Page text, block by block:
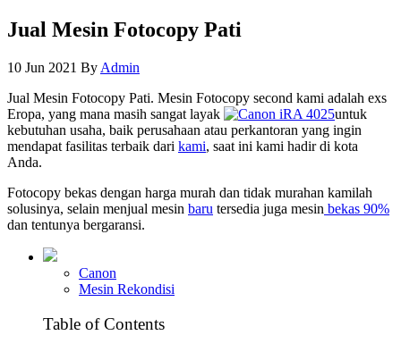
Jual Mesin Fotocopy Pati
10 Jun 2021 By Admin
Jual Mesin Fotocopy Pati. Mesin Fotocopy second kami adalah exs
Eropa, yang mana masih sangat layak
untuk
kebutuhan usaha, baik perusahaan atau perkantoran yang ingin
mendapat fasilitas terbaik dari kami, saat ini kami hadir di kota
Anda.
Fotocopy bekas dengan harga murah dan tidak murahan kamilah
solusinya, selain menjual mesin baru tersedia juga mesin bekas 90%
dan tentunya bergaransi.
Canon
Mesin Rekondisi
Table of Contents